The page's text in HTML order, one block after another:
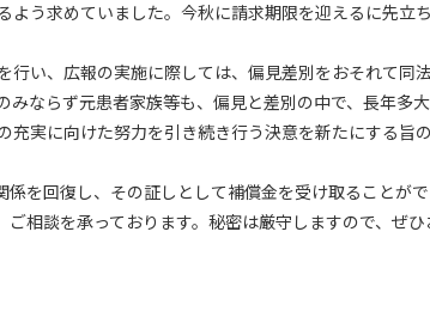
う求めていました。今秋に請求期限を迎えるに先立
い、広報の実施に際しては、偏見差別をおそれて同
ならず元患者家族等も、偏見と差別の中で、長年多
実に向けた努力を引き続き行う決意を新たにする旨
を回復し、その証しとして補償金を受け取ることが
相談を承っております。秘密は厳守しますので、ぜひ